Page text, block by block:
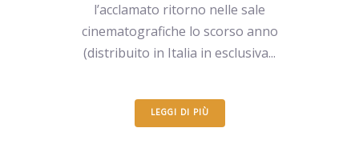
l’acclamato ritorno nelle sale
cinematografiche lo scorso anno
(distribuito in Italia in esclusiva...
LEGGI DI PIÙ